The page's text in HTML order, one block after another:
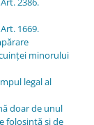
Art. 1669.
minorului
legal al
doar de unul
folosinţă şi de